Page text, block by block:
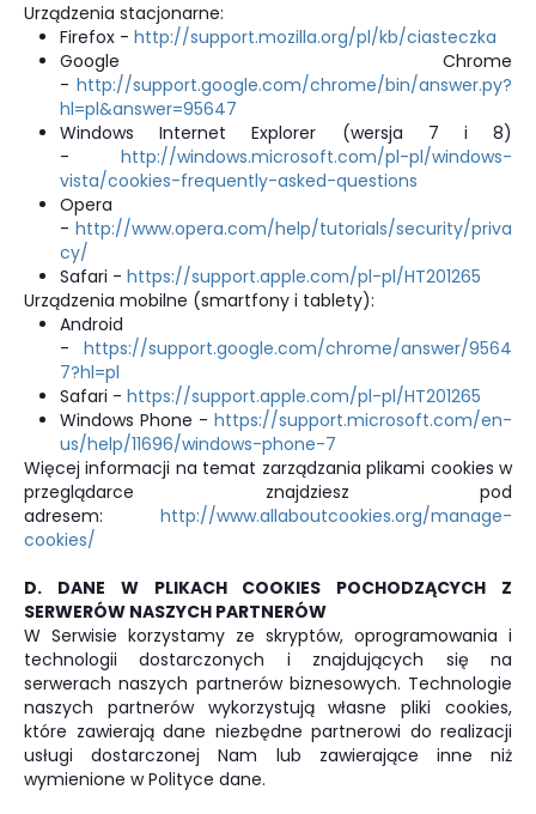
Urządzenia stacjonarne:
Firefox - http://support.mozilla.org/pl/kb/ciasteczka
Google Chrome
- http://support.google.com/chrome/bin/answer.py?
hl=pl&answer=95647
Windows Internet Explorer (wersja 7 i 8)
- http://windows.microsoft.com/pl-pl/windows-
vista/cookies-frequently-asked-questions
Opera
- http://www.opera.com/help/tutorials/security/priva
cy/
Safari - https://support.apple.com/pl-pl/HT201265
Urządzenia mobilne (smartfony i tablety):
Android
- https://support.google.com/chrome/answer/9564
7?hl=pl
Safari - https://support.apple.com/pl-pl/HT201265
Windows Phone - https://support.microsoft.com/en-
us/help/11696/windows-phone-7
Więcej informacji na temat zarządzania plikami cookies w
przeglądarce znajdziesz pod
adresem: http://www.allaboutcookies.org/manage-
cookies/
D. DANE W PLIKACH COOKIES POCHODZĄCYCH Z
SERWERÓW NASZYCH PARTNERÓW
W Serwisie korzystamy ze skryptów, oprogramowania i
technologii dostarczonych i znajdujących się na
serwerach naszych partnerów biznesowych. Technologie
naszych partnerów wykorzystują własne pliki cookies,
które zawierają dane niezbędne partnerowi do realizacji
usługi dostarczonej Nam lub zawierające inne niż
wymienione w Polityce dane.